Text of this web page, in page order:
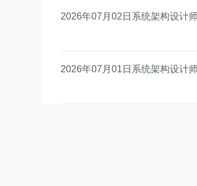
2026年07月02日系统架构设计
2026年07月01日系统架构设计